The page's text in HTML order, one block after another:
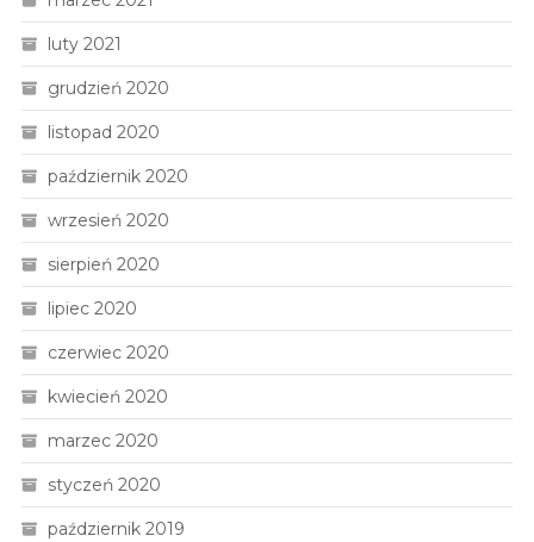
luty 2021
grudzień 2020
listopad 2020
październik 2020
wrzesień 2020
sierpień 2020
lipiec 2020
czerwiec 2020
kwiecień 2020
marzec 2020
styczeń 2020
październik 2019